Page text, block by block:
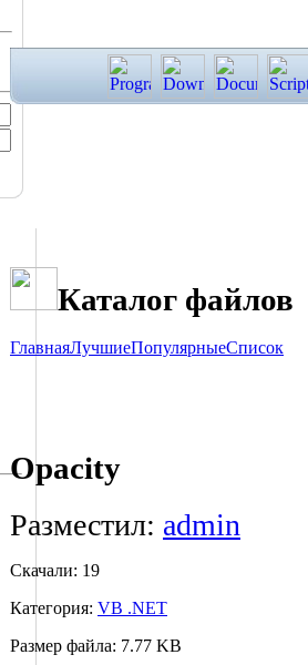
Каталог файлов
ГлавнаяЛучшиеПопулярныеСписок
Opacity
Разместил: admin
Скачали: 19
Категория: VB .NET
Размер файла: 7.77 KB